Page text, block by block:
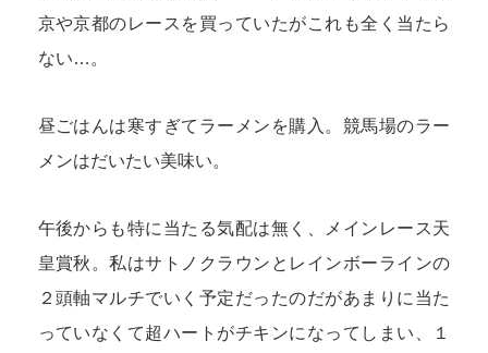
京や京都のレースを買っていたがこれも全く当たら
ない…。
昼ごはんは寒すぎてラーメンを購入。競馬場のラー
メンはだいたい美味い。
午後からも特に当たる気配は無く、メインレース天
皇賞秋。私はサトノクラウンとレインボーラインの
２頭軸マルチでいく予定だったのだがあまりに当た
っていなくて超ハートがチキンになってしまい、１